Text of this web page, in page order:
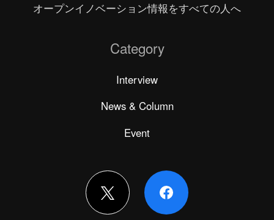
オープンイノベーション情報をすべての人へ
Category
Interview
News & Column
Event